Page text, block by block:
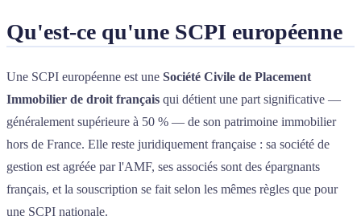
Qu'est-ce qu'une SCPI européenne
Une SCPI européenne est une Société Civile de Placement
Immobilier de droit français qui détient une part significative —
généralement supérieure à 50 % — de son patrimoine immobilier
hors de France. Elle reste juridiquement française : sa société de
gestion est agréée par l'AMF, ses associés sont des épargnants
français, et la souscription se fait selon les mêmes règles que pour
une SCPI nationale.